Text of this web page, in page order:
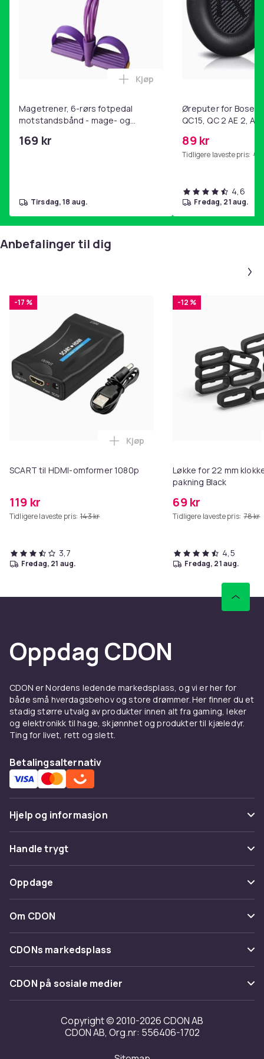
Magetrener, 6-rørs fotpedal
motstandsbånd - mage- og
hjemmegymnastikk Purple
169 kr
Legg Magetrener, 6-rørs
Kjøp
tirsdag, 18 aug.
Øreputer for Bose
QC15, QC 2 AE 2, AE
89 kr
Tidligere laveste pris: 99
4,6
fredag, 21 aug.
Anbefalinger til dig
-17 %
SCART til HDMI-omformer 1080p
119 kr
Tidligere laveste pris: 143 kr
Legg SCART til HDMI-omformer
Kjøp
3,7
fredag, 21 aug.
-12 %
Løkke for 22 mm
pakning Black
69 kr
Tidligere laveste pris: 78 kr
4,5
fredag, 21 aug.
Oppdag CDON
CDON er Nordens ledende markedsplass, og vi er her for
både små hverdagsbehov og store drømmer. Her finner du et
stadig større utvalg av produkter innen alt fra gaming, leker
og elektronikk til hage, skjønnhet og produkter til kjæledyr.
Ting for livet, rett og slett.
Betalingsalternativ
Hjelp og informasjon
Vanlige spørsmål
Spor pakke
Angre & returner her
Kontakt oss
Handle trygt
Betaling
Levering
Tilbakekallinger
Oppdage
Kategorier
Varemerker
Om CDON
Om oss
Kundeanmeldelser
Jobbe på CDON
Investor relations
Tilgjengelighet
CDONs markedsplass
Merchant Help Center
CDON på sosiale medier
Copyright © 2010-2026 CDON AB
CDON AB, Org.nr: 556406-1702